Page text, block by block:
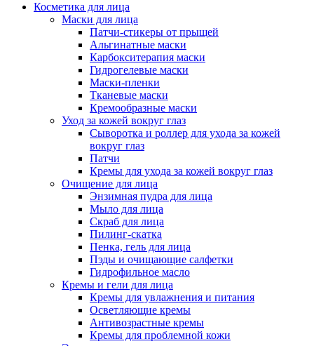
Косметика для лица
Маски для лица
Патчи-стикеры от прыщей
Альгинатные маски
Карбокситерапия маски
Гидрогелевые маски
Маски-пленки
Тканевые маски
Кремообразные маски
Уход за кожей вокруг глаз
Сыворотка и роллер для ухода за кожей
вокруг глаз
Патчи
Кремы для ухода за кожей вокруг глаз
Очищение для лица
Энзимная пудра для лица
Мыло для лица
Скраб для лица
Пилинг-скатка
Пенка, гель для лица
Пэды и очищающие салфетки
Гидрофильное масло
Кремы и гели для лица
Кремы для увлажнения и питания
Осветляющие кремы
Антивозрастные кремы
Кремы для проблемной кожи